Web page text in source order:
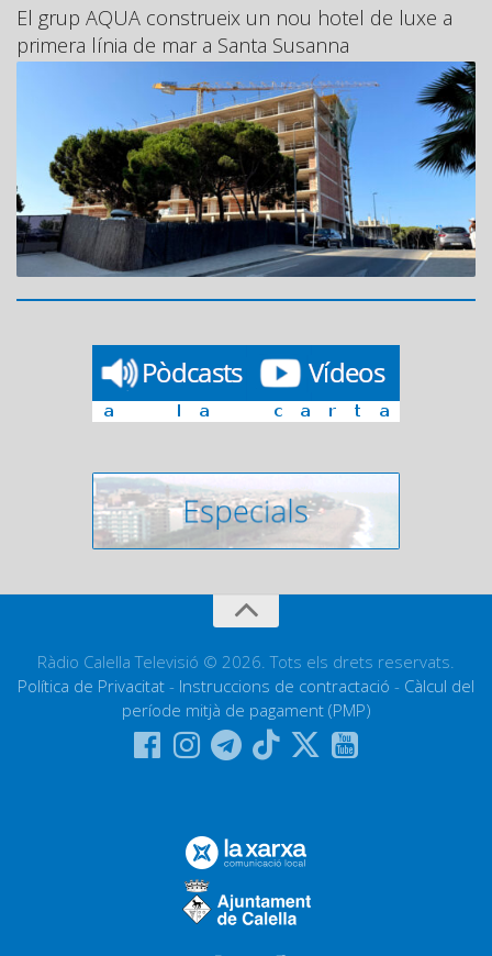
El grup AQUA construeix un nou hotel de luxe a
primera línia de mar a Santa Susanna
Ràdio Calella Televisió © 2026. Tots els drets reservats.
Política de Privacitat - Instruccions de contractació - Càlcul del
període mitjà de pagament (PMP)